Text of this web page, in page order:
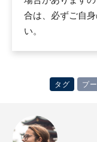
合は、必ずご自
い。
タグ プ